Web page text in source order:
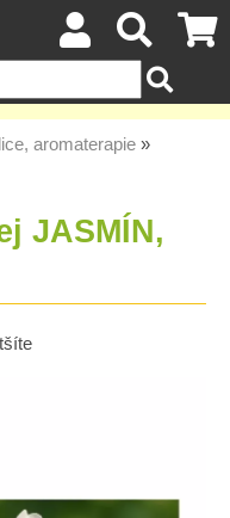
aromaterapie
JASMÍN,